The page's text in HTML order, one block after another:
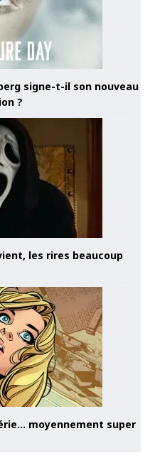
signe-t-il son nouveau
?
les rires beaucoup
moyennement super